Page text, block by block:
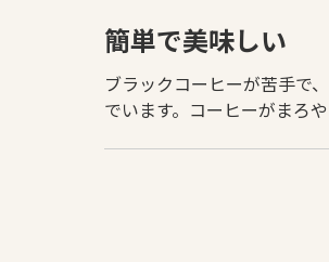
簡単で美味しい
ブラックコーヒーが苦手で
でいます。コーヒーがまろ